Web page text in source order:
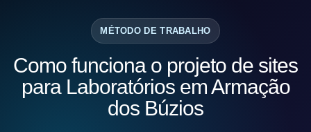
MÉTODO DE TRABALHO
Como funciona o projeto de sites
para Laboratórios em Armação
dos Búzios